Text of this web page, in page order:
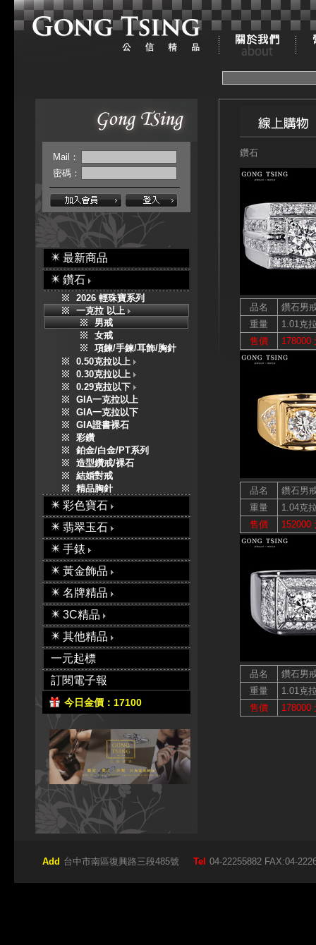
Mail：
密碼：
最新商品
鑽石
2026 輕珠寶系列
一克拉 以上
男戒
女戒
項鍊/手鍊/耳飾/胸針
0.50克拉以上
0.30克拉以上
0.29克拉以下
GIA一克拉以上
GIA一克拉以下
GIA證書裸石
彩鑽
鉑金/白金/PT系列
造型鑽戒/裸石
結婚對戒
精品胸針
彩色寶石
翡翠玉石
手錶
黃金飾品
名牌精品
3C精品
其他精品
一元起標
訂閱電子報
今日金價：17100
鑽石
品名
鑽石男
重量
1.01克
售價
178000
品名
鑽石男
重量
1.04克
售價
152000
品名
鑽石男
重量
1.01克
售價
178000
Add 台中市南區復興路三段485號 Tel 04-22255882 FAX:04-